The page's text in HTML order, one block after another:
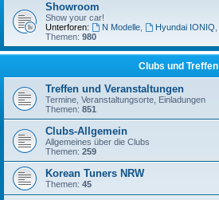
Showroom
Show your car!
Unterforen:
N Modelle, Hyundai IONIQ
Themen: 980
Clubs und Treffen
Treffen und Veranstaltungen
Termine, Veranstaltungsorte, Einladungen
Themen: 851
Clubs-Allgemein
Allgemeines über die Clubs
Themen: 259
Korean Tuners NRW
Themen: 45